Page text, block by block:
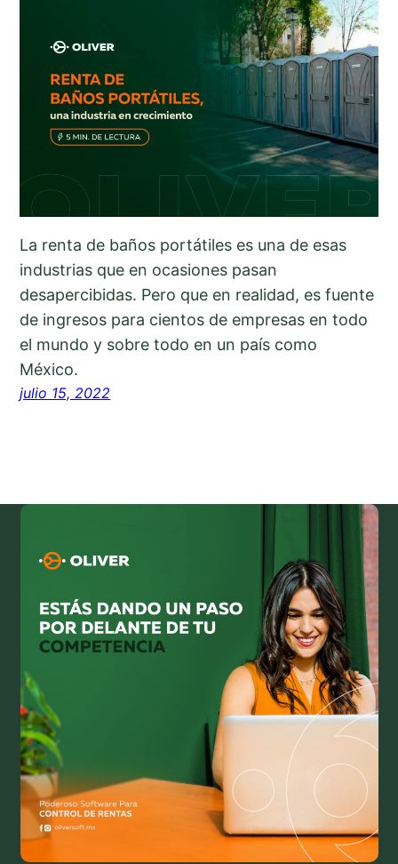
La renta de baños portátiles es una de esas
industrias que en ocasiones pasan
desapercibidas. Pero que en realidad, es fuente
de ingresos para cientos de empresas en todo
el mundo y sobre todo en un país como
México.
julio 15, 2022